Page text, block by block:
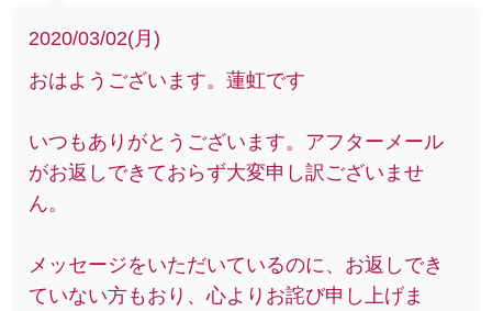
2020/03/02(月)
おはようございます。蓮虹です
いつもありがとうございます。アフターメール
がお返しできておらず大変申し訳ございませ
ん。
メッセージをいただいているのに、お返しでき
ていない方もおり、心よりお詫び申し上げま